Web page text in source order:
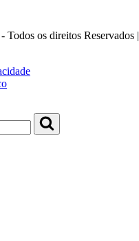
Todos os direitos Reservados |